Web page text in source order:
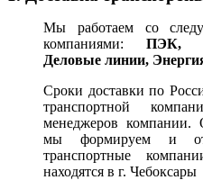
Мы работаем со
компаниями:ПЭК,
Деловые линии,
Сроки доставки по
транспортной
менеджеров компании.
мы формируем и
транспортные
находятся в г. Чебоксары